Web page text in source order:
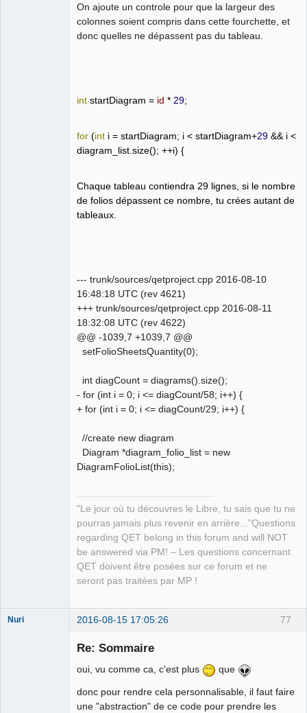
On ajoute un controle pour que la largeur des
colonnes soient compris dans cette fourchette, et
donc quelles ne dépassent pas du tableau.
int startDiagram = id * 29;
for (int i = startDiagram; i < startDiagram+29 && i <
diagram_list size(); ++i) {
Chaque tableau contiendra 29 lignes, si le nombre
de folios dépassent ce nombre, tu crées autant de
tableaux.
--- trunk/sources/qetproject.cpp 2016-08-10
16:48:18 UTC (rev 4621)
+++ trunk/sources/qetproject.cpp 2016-08-11
18:32:08 UTC (rev 4622)
@@ -1039,7 +1039,7 @@
setFolioSheetsQuantity(0);
int diagCount = diagrams().size();
- for (int i = 0; i <= diagCount/58; i++) {
+ for (int i = 0; i <= diagCount/29; i++) {
//create new diagram
Diagram *diagram_folio_list = new
DiagramFolioList(this);
"Le jour où tu découvres le Libre, tu sais que tu ne
pourras jamais plus revenir en arrière..."Questions
regarding QET belong in this forum and will NOT
be answered via PM! – Les questions concernant
QET doivent être posées sur ce forum et ne
seront pas traitées par MP !
77
Nuri 2016-08-15 17:05:26
Re: Sommaire
oui, vu comme ca, c'est plus que
donc pour rendre cela personnalisable, il faut faire
une "abstraction" de ce code pour prendre les